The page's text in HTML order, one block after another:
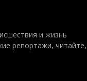
и жизнь
репортажи, читайте,